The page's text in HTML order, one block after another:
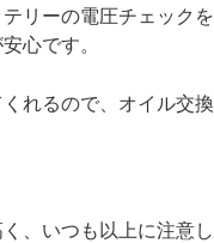
リーの電圧チェック
心です。
れるので、オイル交
、いつも以上に注意